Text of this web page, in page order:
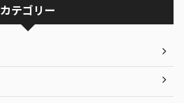
カテゴリー